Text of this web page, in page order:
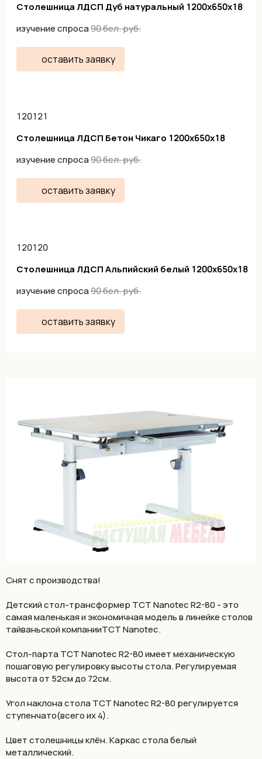
Столешница ЛДСП Дуб натуральный 1200х650х18
изучение спроса90бел. руб.
оставить заявку
120121
Столешница ЛДСП Бетон Чикаго 1200х650х18
изучение спроса90бел. руб.
оставить заявку
120120
Столешница ЛДСП Альпийский белый 1200х650х18
изучение спроса90бел. руб.
оставить заявку
Снят с производства!
Детский стол-трансформер TCT Nanotec R2-80 - это
самая маленькая и экономичная модель в линейке столов
тайваньской компанииTCT Nanotec.
Стол-парта TCT Nanotec R2-80 имеет механическую
пошаговую регулировку высоты стола. Регулируемая
высота от 52см до 72см.
Угол наклона стола TCT Nanotec R2-80 регулируется
ступенчато(всего их 4).
Цвет столешницы клён. Каркас стола белый
металлический.